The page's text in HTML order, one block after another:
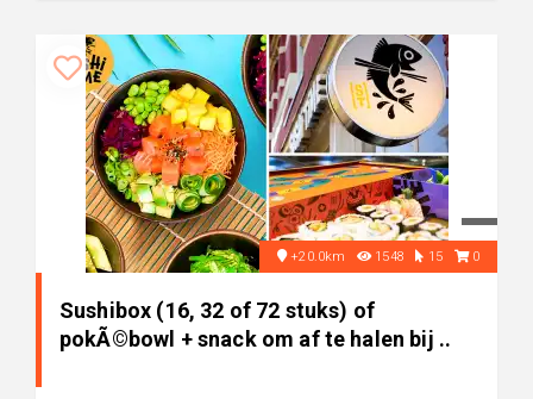
+20.0km 1548 15 0
Sushibox (16, 32 of 72 stuks) of
pokÃ©bowl + snack om af te halen bij ..